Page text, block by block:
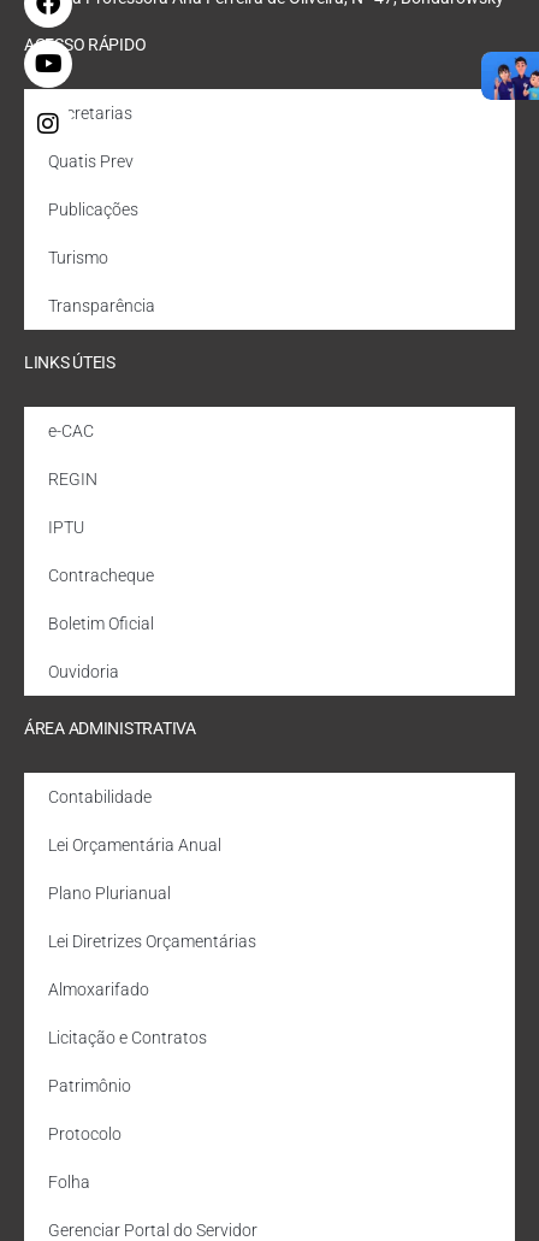
ACESSO RÁPIDO
Secretarias
Quatis Prev
Publicações
Turismo
Transparência
LINKS ÚTEIS
e-CAC
REGIN
IPTU
Contracheque
Boletim Oficial
Ouvidoria
ÁREA ADMINISTRATIVA
Contabilidade
Lei Orçamentária Anual
Plano Plurianual
Lei Diretrizes Orçamentárias
Almoxarifado
Licitação e Contratos
Patrimônio
Protocolo
Folha
Gerenciar Portal do Servidor